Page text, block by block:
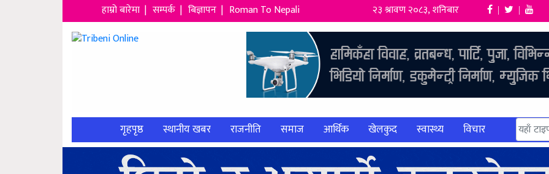
हाम्रो बारेमा | सम्पर्क | बिज्ञापन | Roman To Nepali २३ श्रावण २०८३, शनिबार | |
गृहपृष्ठ स्थानीय खबर राजनीति समाज आर्थिक खेलकुद स्वास्थ्य विचार